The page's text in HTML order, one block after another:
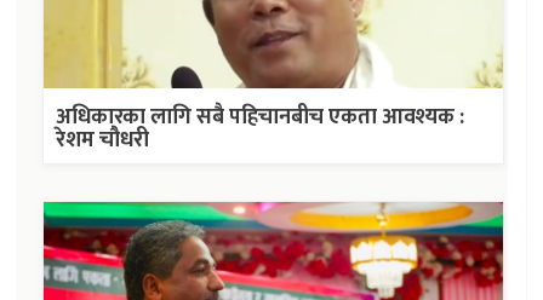
अधिकारका लागि सबै पहिचानबीच एकता आवश्यक :
रेशम चौधरी